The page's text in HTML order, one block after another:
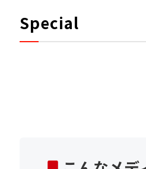
Special